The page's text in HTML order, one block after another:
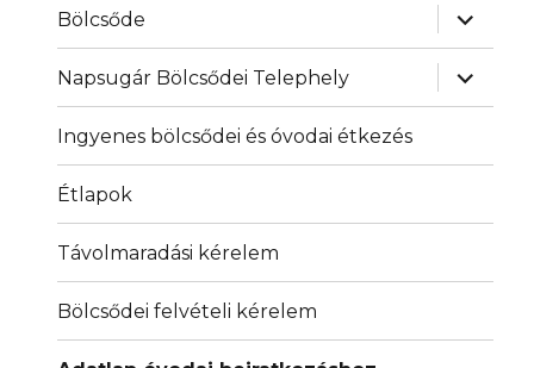
Bölcsőde
almenü
Napsugár Bölcsődei Telephely
almenü
Ingyenes bölcsődei és óvodai étkezés
Étlapok
Távolmaradási kérelem
Bölcsődei felvételi kérelem